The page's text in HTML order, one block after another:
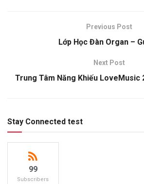
Previous Post
Lớp Học Đàn Organ –
Next Post
Trung Tâm Năng Khiếu LoveMusic
Stay Connected test
99
Subscribers